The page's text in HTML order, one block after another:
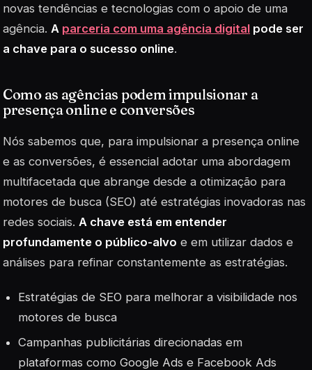
novas tendências e tecnologias com o apoio de uma
agência. A parceria com uma agência digital pode ser
a chave para o sucesso online.
Como as agências podem impulsionar a
presença online e conversões
Nós sabemos que, para impulsionar a presença online
e as conversões, é essencial adotar uma abordagem
multifacetada que abrange desde a otimização para
motores de busca (SEO) até estratégias inovadoras nas
redes sociais. A chave está em entender
profundamente o público-alvo e em utilizar dados e
análises para refinar constantemente as estratégias.
Estratégias de SEO para melhorar a visibilidade nos
motores de busca
Campanhas publicitárias direcionadas em
plataformas como Google Ads e Facebook Ads